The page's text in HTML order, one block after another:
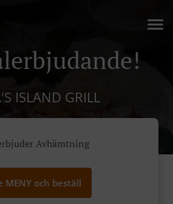
ISLAND GRILL
Avhämtning
MENY och beställ